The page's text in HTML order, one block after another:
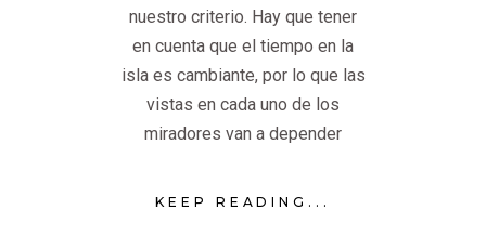
nuestro criterio. Hay que tener
en cuenta que el tiempo en la
isla es cambiante, por lo que las
vistas en cada uno de los
miradores van a depender
KEEP READING...